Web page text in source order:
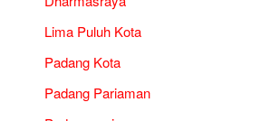
Lima Puluh Kota
Padang Kota
Padang Pariaman